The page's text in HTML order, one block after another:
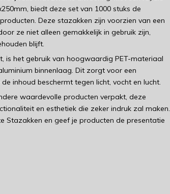
biedt deze set van 1000 stuks de
Deze stazakken zijn voorzien van een
ze niet alleen gemakkelijk in gebruik zijn,
blijft.
is het gebruik van hoogwaardig PET-materiaal
binnenlaag. Dit zorgt voor een
inhoud beschermt tegen licht, vocht en lucht.
waardevolle producten verpakt, deze
en esthetiek die zeker indruk zal maken.
en geef je producten de presentatie